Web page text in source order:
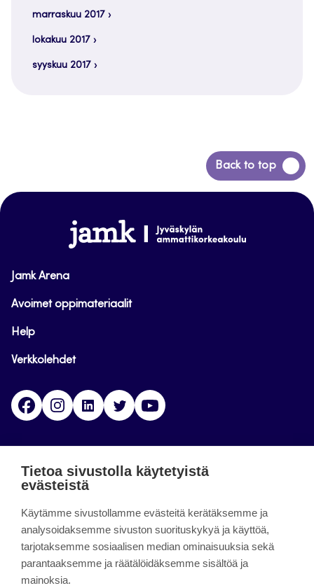
marraskuu 2017
lokakuu 2017
syyskuu 2017
Back to top
Siirry
takaisin
www.jamk.fi
Jamk Arena
Avoimet oppimateriaalit
Help
Verkkolehdet
FacebookInstagramLinkedinTwitter
päättynyt 11.9.2023.
About the site
Tietoa sivustolla käytetyistä
evästeistä
Käytämme sivustollamme evästeitä kerätäksemme ja
analysoidaksemme sivuston suorituskykyä ja käyttöä,
tarjotaksemme sosiaalisen median ominaisuuksia sekä
parantaaksemme ja räätälöidäksemme sisältöä ja
mainoksia.